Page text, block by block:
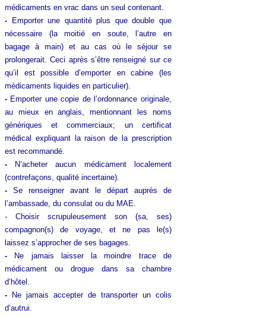
médicaments en vrac dans un seul contenant.
- Emporter une quantité plus que double que
nécessaire (la moitié en soute, l’autre en
bagage à main) et au cas où le séjour se
prolongerait. Ceci après s’être renseigné sur ce
qu’il est possible d’emporter en cabine (les
médicaments liquides en particulier).
- Emporter une copie de l’ordonnance originale,
au mieux en anglais, mentionnant les noms
génériques et commerciaux; un certificat
médical expliquant la raison de la prescription
est recommandé.
-
N’acheter aucun médicament localement
(contrefaçons, qualité incertaine).
- Se renseigner avant le départ auprès de
l’ambassade, du consulat ou du MAE.
- Choisir scrupuleusement son (sa, ses)
compagnon(s) de voyage, et ne pas le(s)
laissez s’approcher de ses bagages.
- Ne jamais laisser la moindre trace de
médicament ou drogue dans sa chambre
d’hôtel.
- Ne jamais accepter de transporter un colis
d’autrui.